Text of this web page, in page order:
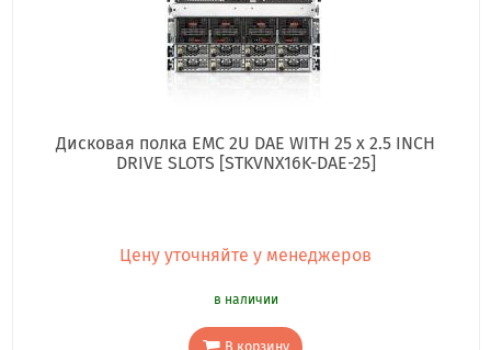
Дисковая полка EMC 2U DAE WITH 25 x 2.5 INCH
DRIVE SLOTS [STKVNX16K-DAE-25]
Цену уточняйте у менеджеров
в наличии
В корзину